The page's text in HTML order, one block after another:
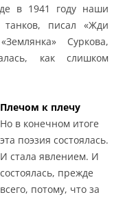
в 1941 году наши
писал «Жди
Суркова,
как слишком
Плечом к плечу
Но в конечном итоге
эта поэзия состоялась.
И стала явлением. И
состоялась, прежде
всего, потому, что за